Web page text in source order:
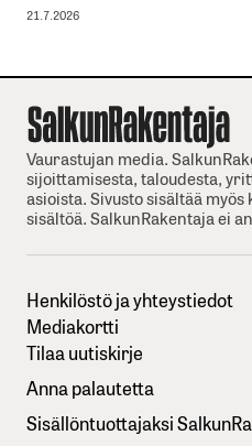
21.7.2026
Vaurastujan media.
sijoittamisesta, taloudesta,
asioista. Sivusto sisältää
sisältöä. SalkunRakentaja ei
Henkilöstö ja yhteystiedot
Mediakortti
Tilaa uutiskirje
Anna palautetta
Sisällöntuottajaksi